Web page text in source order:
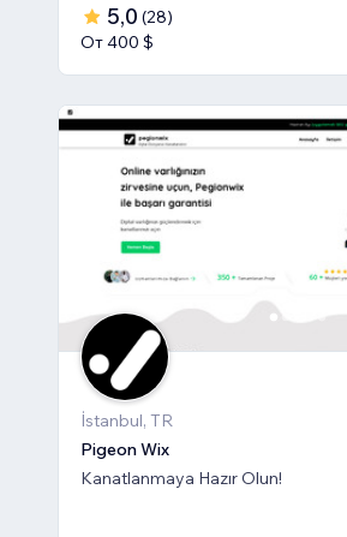
5,0 (28)
От 400 $
İstanbul, TR
Pigeon Wix
Kanatlanmaya Hazır Olun!